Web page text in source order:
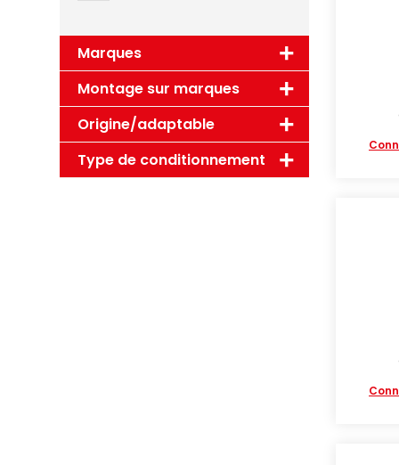
Marques
Montage sur marques
Origine/adaptable
Type de conditionnement